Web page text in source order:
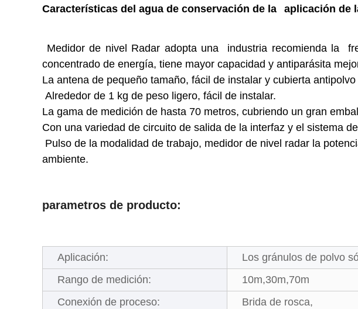
Características del agua de conservación de la aplicación de
Medidor de nivel Radar adopta una industria recomienda la
concentrado de energía, tiene mayor capacidad y antiparásita
La antena de pequeño tamaño, fácil de instalar y cubierta antipolvo
Alrededor de 1 kg de peso ligero, fácil de instalar.
La gama de medición de hasta 70 metros, cubriendo un gran
Con una variedad de circuito de salida de la interfaz y el sistema
Pulso de la modalidad de trabajo, medidor de nivel radar la
ambiente.
parametros de producto:
Aplicación:
Los gránulos de polvo
Rango de medición:
10m,30m,70m
Conexión de proceso:
Brida de rosca,